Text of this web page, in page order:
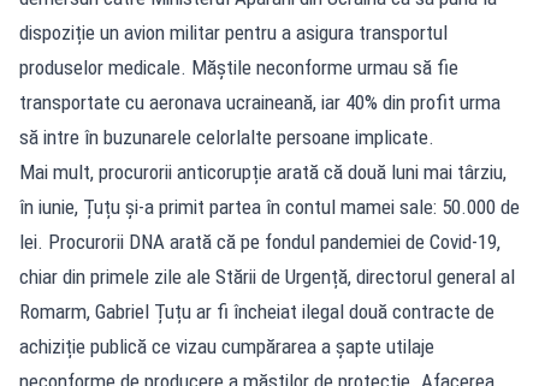
dispoziție un avion militar pentru a asigura transportul
produselor medicale. Măștile neconforme urmau să fie
transportate cu aeronava ucraineană, iar 40% din profit urma
să intre în buzunarele celorlalte persoane implicate.
Mai mult, procurorii anticorupție arată că două luni mai târziu,
în iunie, Țuțu și-a primit partea în contul mamei sale: 50.000 de
lei. Procurorii DNA arată că pe fondul pandemiei de Covid-19,
chiar din primele zile ale Stării de Urgență, directorul general al
Romarm, Gabriel Țuțu ar fi încheiat ilegal două contracte de
achiziție publică ce vizau cumpărarea a șapte utilaje
neconforme de producere a măștilor de protecție. Afacerea